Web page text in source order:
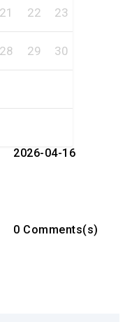
21 22 23
28 29 30
2026-04-16
0 Comments(s)